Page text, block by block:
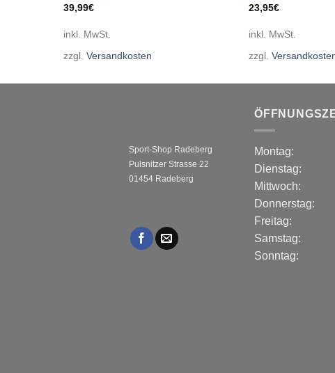
39,99€
inkl. MwSt.
zzgl.Versandkosten
23,95€
inkl. MwSt.
zzgl.
Sport-Shop Radeberg
Pulsnitzer Strasse 22
01454 Radeberg
Montag:
Dienstag:
Mittwoch:
Donnerstag:
Freitag:
Samstag:
Sonntag: